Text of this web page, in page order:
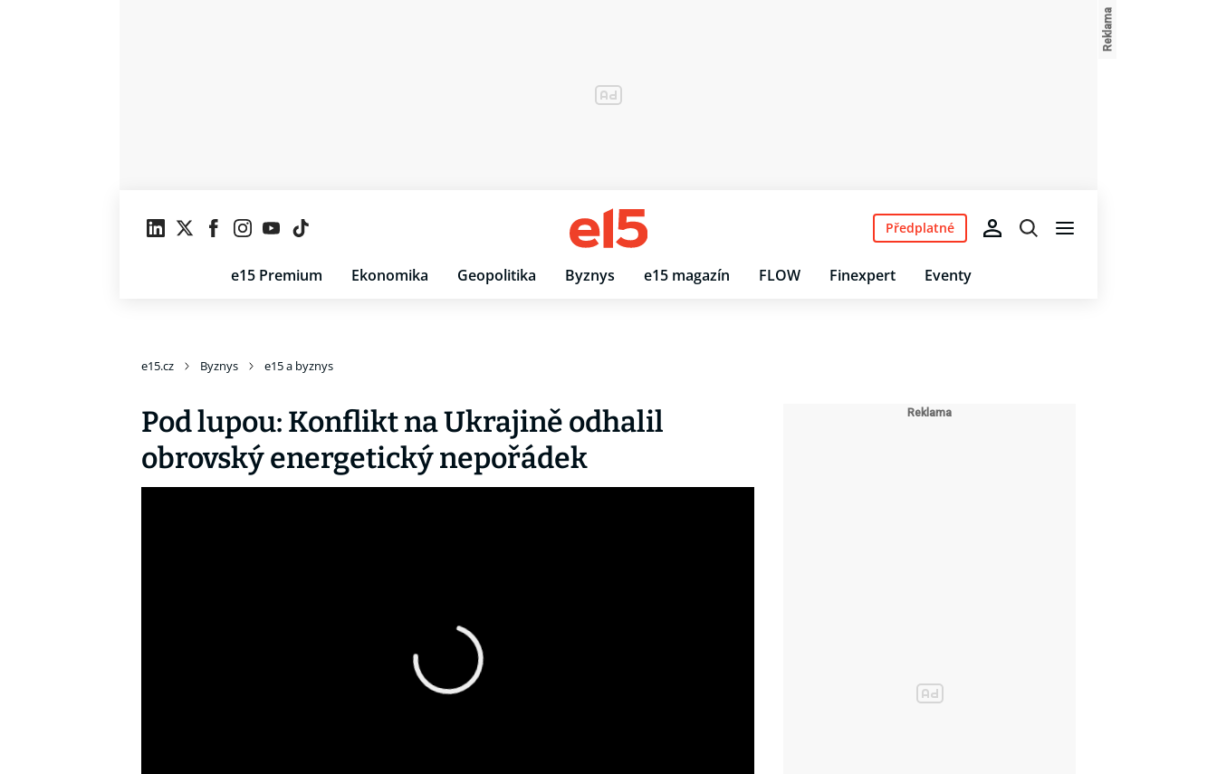
e15 Premium Ekonomika Geopolitika Byznys e15 magazín FLOW Finexpert Eventy
Předplatné
e15.cz Byznys e15 a byznys
Pod lupou: Konflikt na Ukrajině odhalil
obrovský energetický nepořádek